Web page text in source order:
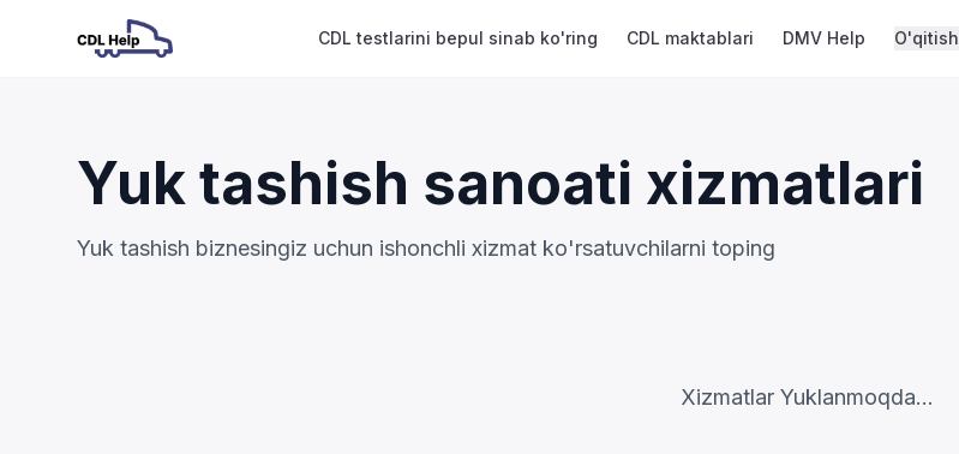
CDL testlarini bepul sinab ko'ring CDL maktablari DMV Help O'qitish
Yuk tashish sanoati xizmatlari
Yuk tashish biznesingiz uchun ishonchli xizmat ko'rsatuvchilarni toping
Xizmatlar Yuklanmoqda...